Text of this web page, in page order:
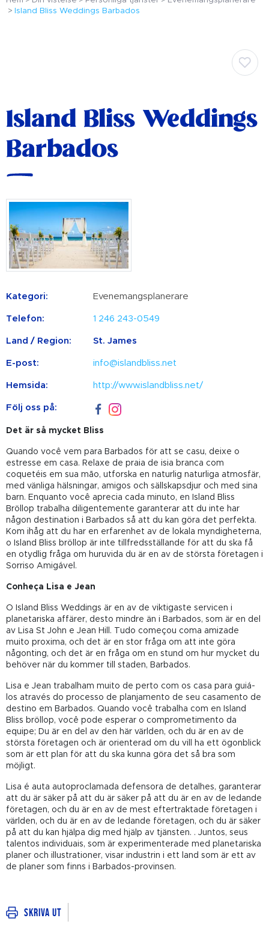
Island Bliss Weddings Barbados
Island Bliss Weddings
Barbados
Kategori: Evenemangsplanerare
Telefon: 1 246 243-0549
Land / Region: St. James
E-post: info@islandbliss.net
Hemsida: http://www.islandbliss.net/
Följ oss på:
Det är så mycket Bliss
Quando você vem para Barbados för att se casu, deixe o
estresse em casa. Relaxe de praia de isia branca com
coquetéis em sua mão, utforska en naturlig naturliga atmosfär,
med vänliga hälsningar, amigos och sällskapsdjur och med sina
barn. Enquanto você aprecia cada minuto, en Island Bliss
Bröllop trabalha diligentemente garanterar att du inte har
någon destination i Barbados så att du kan göra det perfekta.
Kom ihåg att du har en erfarenhet av de lokala myndigheterna,
o Island Bliss bröllop är inte tillfredsställande för att du ska få
en otydlig fråga om huruvida du är en av de största företagen i
Sorriso Amigável.
Conheça Lisa e Jean
O Island Bliss Weddings är en av de viktigaste servicen i
planetariska affärer, desto mindre än i Barbados, som är en del
av Lisa St John e Jean Hill. Tudo começou coma amizade
muito proxima, och det är en stor fråga om att inte göra
någonting, och det är en fråga om en stund om hur mycket du
behöver när du kommer till staden, Barbados.
Lisa e Jean trabalham muito de perto com os casa para guiá-
los através do processo de planjamento de seu casamento de
destino em Barbados. Quando você trabalha com en Island
Bliss bröllop, você pode esperar o comprometimento da
equipe; Du är en del av den här världen, och du är en av de
största företagen och är orienterad om du vill ha ett ögonblick
som är ett plan för att du ska kunna göra det så bra som
möjligt.
Lisa é auta autoproclamada defensora de detalhes, garanterar
att du är säker på att du är säker på att du är en av de ledande
företagen, och du är en av de mest eftertraktade företagen i
världen, och du är en av de ledande företagen, och du är säker
på att du kan hjälpa dig med hjälp av tjänsten. . Juntos, seus
talentos individuais, som är experimenterade med planetariska
planer och illustrationer, visar industrin i ett land som är ett av
de planer som finns i Barbados-provinsen.
Skriva ut